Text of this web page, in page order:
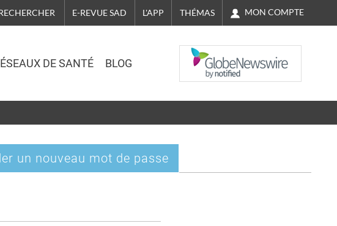
E-REVUE SAD L'APP THÉMAS MON COMPTE
DE SANTÉ BLOG
NASDAQ
un nouveau mot de passe